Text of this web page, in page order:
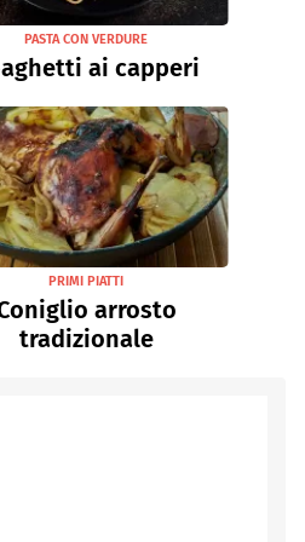
PASTA CON VERDURE
ai capperi
PRIMI PIATTI
arrosto
tradizionale